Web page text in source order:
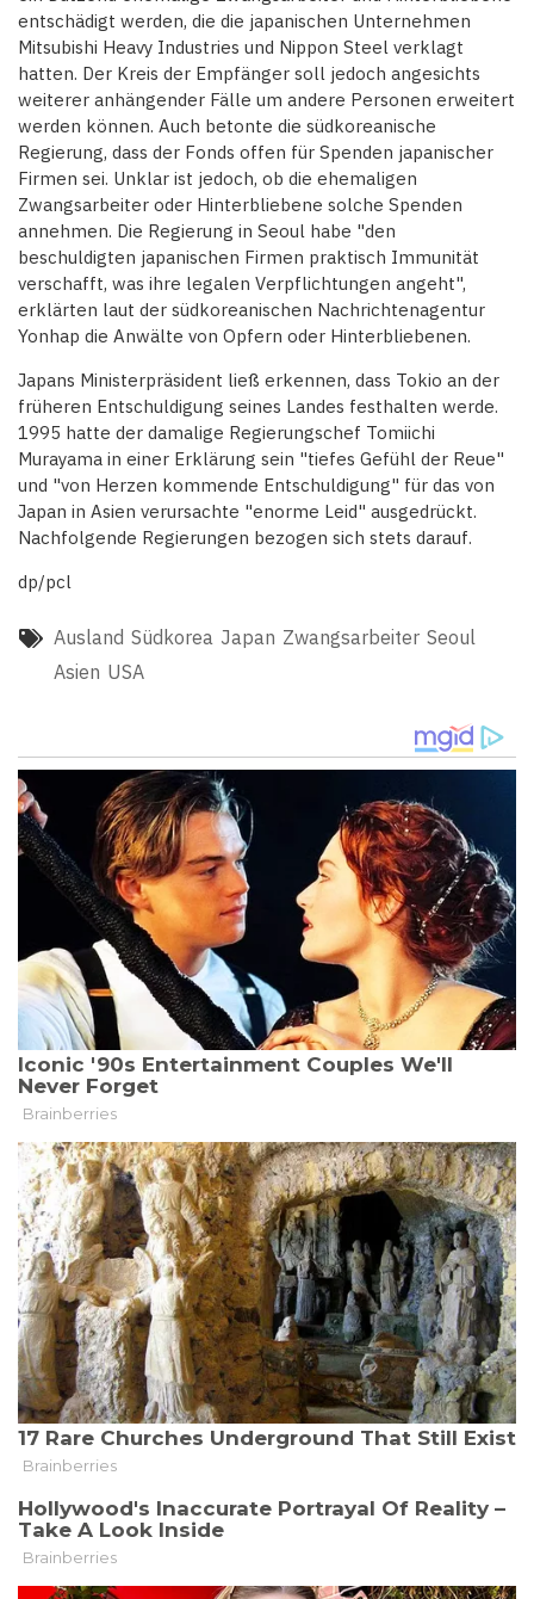
entschädigt werden, die die japanischen Unternehmen
Mitsubishi Heavy Industries und Nippon Steel verklagt
hatten. Der Kreis der Empfänger soll jedoch angesichts
weiterer anhängender Fälle um andere Personen erweitert
werden können. Auch betonte die südkoreanische
Regierung, dass der Fonds offen für Spenden japanischer
Firmen sei. Unklar ist jedoch, ob die ehemaligen
Zwangsarbeiter oder Hinterbliebene solche Spenden
annehmen. Die Regierung in Seoul habe "den
beschuldigten japanischen Firmen praktisch Immunität
verschafft, was ihre legalen Verpflichtungen angeht",
erklärten laut der südkoreanischen Nachrichtenagentur
Yonhap die Anwälte von Opfern oder Hinterbliebenen.
Japans Ministerpräsident ließ erkennen, dass Tokio an der
früheren Entschuldigung seines Landes festhalten werde.
1995 hatte der damalige Regierungschef Tomiichi
Murayama in einer Erklärung sein "tiefes Gefühl der Reue"
und "von Herzen kommende Entschuldigung" für das von
Japan in Asien verursachte "enorme Leid" ausgedrückt.
Nachfolgende Regierungen bezogen sich stets darauf.
dp/pcl
Ausland Südkorea Japan Zwangsarbeiter Seoul
Asien USA